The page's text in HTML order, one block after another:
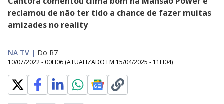
reclamou de não ter tido a chance de fazer muitas
amizades no reality
NA TV | Do R7
10/07/2022 - 00H06 (ATUALIZADO EM 15/04/2025 - 11H04)